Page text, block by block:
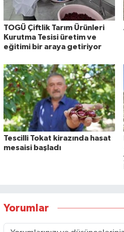
TOGÜ Çiftlik Tarım Ürünleri
Kurutma Tesisi üretim ve
eğitimi bir araya getiriyor
Tescilli Tokat kirazında hasat
mesaisi başladı
Yorumlar